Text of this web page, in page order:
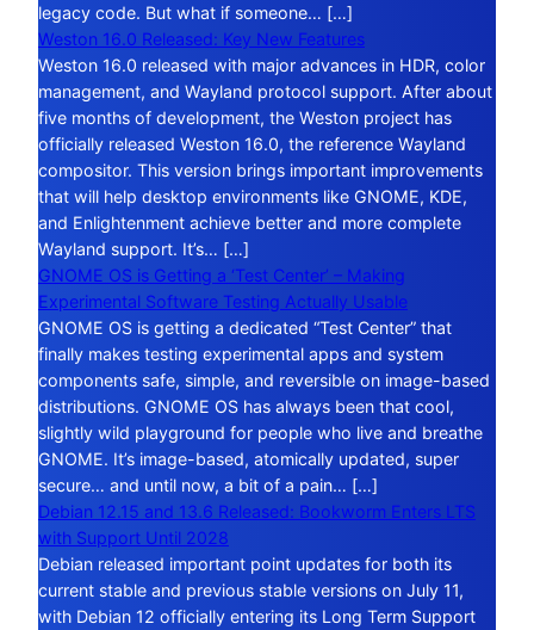
legacy code. But what if someone… […]
Weston 16.0 Released: Key New Features
Weston 16.0 released with major advances in HDR, color
management, and Wayland protocol support. After about
five months of development, the Weston project has
officially released Weston 16.0, the reference Wayland
compositor. This version brings important improvements
that will help desktop environments like GNOME, KDE,
and Enlightenment achieve better and more complete
Wayland support. It’s… […]
GNOME OS is Getting a ‘Test Center’ – Making
Experimental Software Testing Actually Usable
GNOME OS is getting a dedicated “Test Center” that
finally makes testing experimental apps and system
components safe, simple, and reversible on image-based
distributions. GNOME OS has always been that cool,
slightly wild playground for people who live and breathe
GNOME. It’s image-based, atomically updated, super
secure… and until now, a bit of a pain… […]
Debian 12.15 and 13.6 Released: Bookworm Enters LTS
with Support Until 2028
Debian released important point updates for both its
current stable and previous stable versions on July 11,
with Debian 12 officially entering its Long Term Support